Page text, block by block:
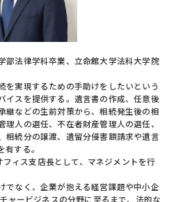
部法律学科卒業、立命館大学法科大学院
を実現するための手助けをしたいという
イスを提供する。遺言書の作成、任意後
継などの生前対策から、相続発生後の相
人の選任、不在者財産管理人の選任、
相続分の譲渡、遺留分侵害額請求や遺言
する。
ィス支店長として、マネジメントを行
でなく、企業が抱える経営課題や中小企
ャービジネスの分野に至るまで、法的な